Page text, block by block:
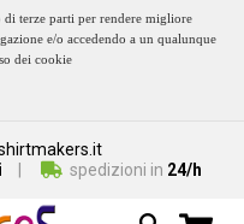
terze parti per rendere migliore
e/o accedendo a un qualunque
dei cookie
spedizioni in 24/h